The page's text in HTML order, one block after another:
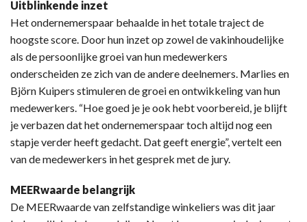
Uitblinkende inzet
Het ondernemerspaar behaalde in het totale traject de
hoogste score. Door hun inzet op zowel de vakinhoudelijke
als de persoonlijke groei van hun medewerkers
onderscheiden ze zich van de andere deelnemers. Marlies en
Björn Kuipers stimuleren de groei en ontwikkeling van hun
medewerkers. “Hoe goed je je ook hebt voorbereid, je blijft
je verbazen dat het ondernemerspaar toch altijd nog een
stapje verder heeft gedacht. Dat geeft energie”, vertelt een
van de medewerkers in het gesprek met de jury.
MEERwaarde belangrijk
De MEERwaarde van zelfstandige winkeliers was dit jaar